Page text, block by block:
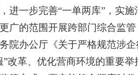
进一步完善“一单两库”，实
广的范围开展跨部门综合监
院办公厅《关于严格规范涉
”改革、优化营商环境的重要